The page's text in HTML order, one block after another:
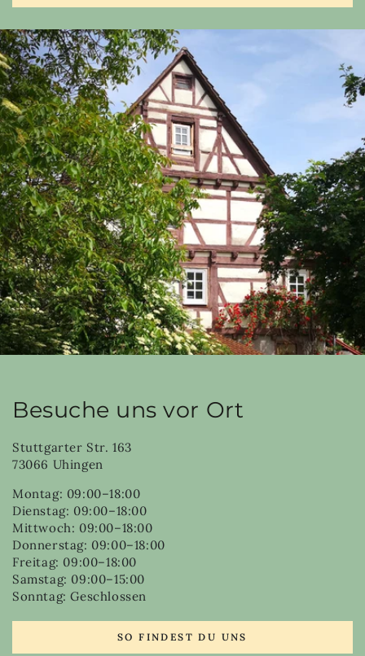
Besuche uns vor Ort
Stuttgarter Str. 163
73066 Uhingen
Montag: 09:00–18:00
Dienstag: 09:00–18:00
Mittwoch: 09:00–18:00
Donnerstag: 09:00–18:00
Freitag: 09:00–18:00
Samstag: 09:00–15:00
Sonntag: Geschlossen
SO FINDEST DU UNS